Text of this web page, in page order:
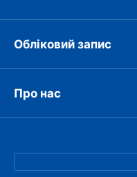
Обліковий запис
Про нас